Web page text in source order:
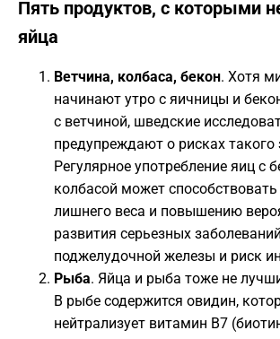
Пять продуктов, с которыми
яйца
Ветчина, колбаса, бекон. Хотя
начинают утро с яичницы и
с ветчиной, шведские
предупреждают о рисках такого
Регулярное употребление яиц с
колбасой может
лишнего веса и повышению
развития серьезных
поджелудочной железы и риск
Рыба. Яйца и рыба тоже не
В рыбе содержится овидин,
нейтрализует витамин В7